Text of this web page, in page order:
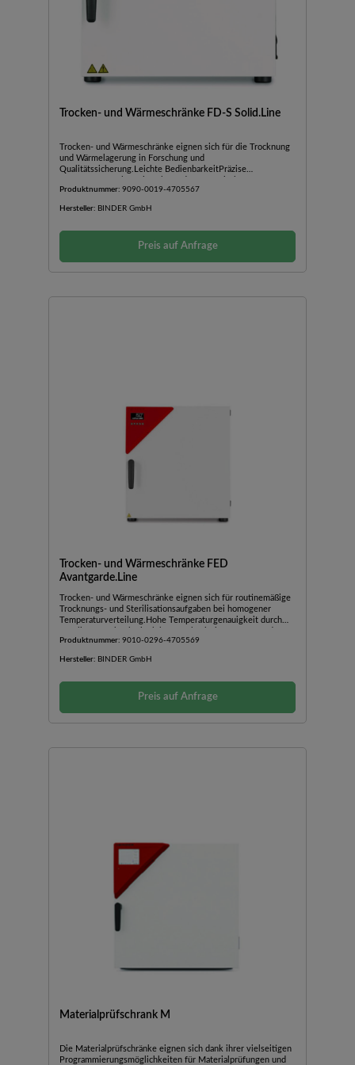
Trocken- und Wärmeschränke FD-S Solid.Line
Trocken- und Wärmeschränke eignen sich für die Trocknung
und Wärmelagerung in Forschung und
Qualitätssicherung.Leichte BedienbarkeitPräzise
TüröffnungAPT.line™
optischem AlarmMit Umluft für gleichmäßige
Temperaturverteilung.
Produktnummer: 9090-0019-4705567
Hersteller: BINDER GmbH
Preis auf Anfrage
Trocken- und Wärmeschränke FED
Avantgarde.Line
Trocken- und Wärmeschränke eignen sich für routinemäßige
Trocknungs- und Sterilisationsaufgaben bei homogener
Temperaturverteilung.Hohe Temperaturgenauigkeit durch
AbluftklappeGeräte bis 115 L stapelbarErgonomisches
UmluftController mit LCD-Anzeige und erweiterten
ZeitfunktionenEinstellbare LüfterdrehzahlEthernet-
Schnittstelle
Produktnummer: 9010-0296-4705569
Hersteller: BINDER GmbH
Preis auf Anfrage
Materialprüfschrank M
Die Materialprüfschränke eignen sich dank ihrer vielseitigen
Programmierungsmöglichkeiten für Materialprüfungen und